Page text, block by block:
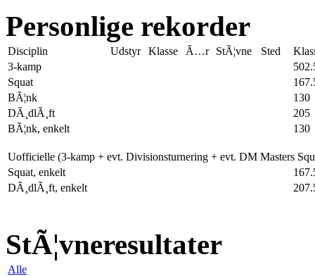
Personlige rekorder
Disciplin Udstyr Klasse Ã…r StÃ¦vne Sted
3-kamp
Squat
BÃ¦nk
130
DÃ¸dlÃ¸ft
205
BÃ¦nk, enkelt
130
Uofficielle (3-kamp + evt. Divisionsturnering + evt. DM Masters
Squat, enkelt
DÃ¸dlÃ¸ft, enkelt
StÃ¦vneresultater
Alle